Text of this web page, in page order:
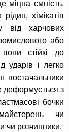
міцна ємність,
хімікатів
від харчових
або
вони стійкі до
ударів і легко
постачальники
деформується з
бочки
чи
чи розчинники.